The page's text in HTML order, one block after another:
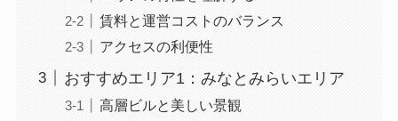
賃料と運営コストのバランス
アクセスの利便性
おすすめエリア1：みなとみらいエリア
高層ビルと美しい景観